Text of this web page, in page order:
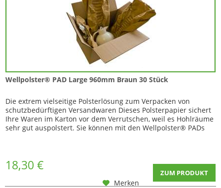
Wellpolster® PAD Large 960mm Braun 30 Stück
Die extrem vielseitige Polsterlösung zum Verpacken von
schutzbedürftigen Versandwaren Dieses Polsterpapier sichert
Ihre Waren im Karton vor dem Verrutschen, weil es Hohlräume
sehr gut auspolstert. Sie können mit den Wellpolster® PADs
18,30 € ZUM PRODUKT
Merken